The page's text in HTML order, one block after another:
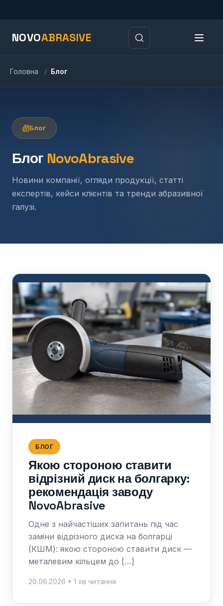
NOVOABRASIVE
Головна / Блог
Блог
Блог NovoAbrasive
Новини компанії, огляди продукції, статті
експертів, кейси клієнтів та тренди абразивної
галузі.
БЛОГ
Якою стороною ставити
відрізний диск на болгарку:
рекомендація заводу
NovoAbrasive
Одне з найчастіших запитань під час
заміни відрізного диска на болгарці
(КШМ): якою стороною ставити диск —
металевим кільцем до […]
20.06.2026 • 1 хв читання